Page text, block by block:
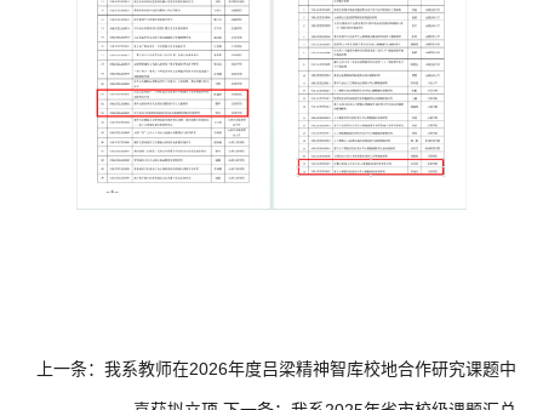
上一条： 我系教师在2026年度吕梁精神智库校地合作研究课题中